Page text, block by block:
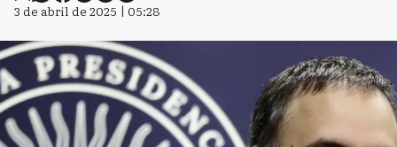
3 de abril de 2025 | 05:28